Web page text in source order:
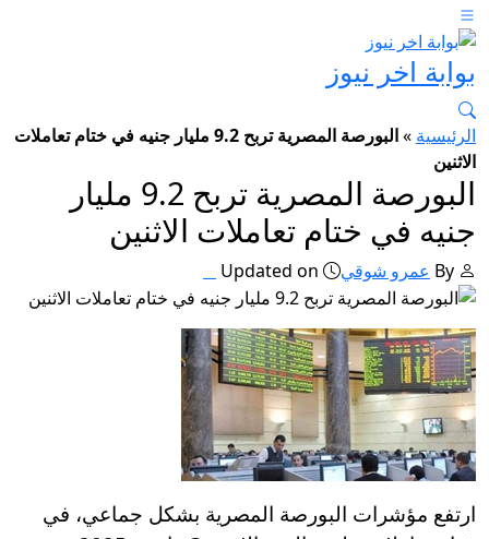
بوابة اخر نيوز
الرئيسية »
البورصة المصرية تربح 9.2 مليار جنيه في ختام تعاملات
الاثنين
البورصة المصرية تربح 9.2 مليار
جنيه في ختام تعاملات الاثنين
By عمرو شوقي Updated on
ارتفع مؤشرات البورصة المصرية بشكل جماعي، في